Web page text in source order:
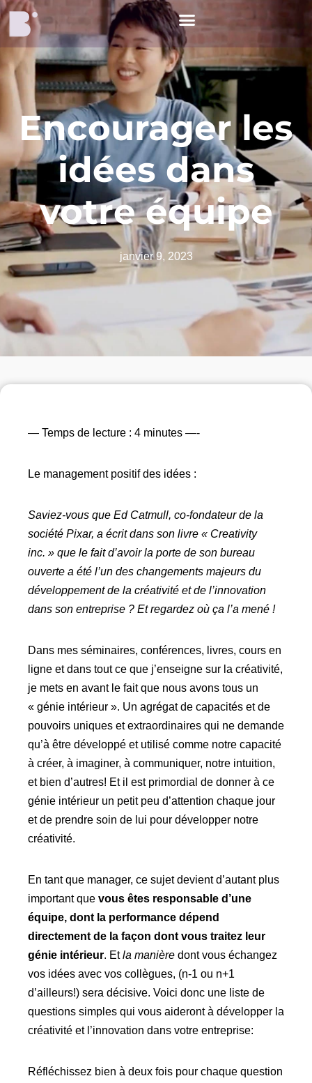
Encourager les
idées dans
votre équipe
janvier 9, 2023
— Temps de lecture : 4 minutes —-
Le management positif des idées :
Saviez-vous que Ed Catmull, co-fondateur de la
société Pixar, a écrit dans son livre « Creativity
inc. » que le fait d’avoir la porte de son bureau
ouverte a été l’un des changements majeurs du
développement de la créativité et de l’innovation
dans son entreprise ? Et regardez où ça l’a mené !
Dans mes séminaires, conférences, livres, cours en
ligne et dans tout ce que j’enseigne sur la créativité,
je mets en avant le fait que nous avons tous un
« génie intérieur ». Un agrégat de capacités et de
pouvoirs uniques et extraordinaires qui ne demande
qu’à être développé et utilisé comme notre capacité
à créer, à imaginer, à communiquer, notre intuition,
et bien d’autres! Et il est primordial de donner à ce
génie intérieur un petit peu d’attention chaque jour
et de prendre soin de lui pour développer notre
créativité.
En tant que manager, ce sujet devient d’autant plus
important que vous êtes responsable d’une
équipe, dont la performance dépend
directement de la façon dont vous traitez leur
génie intérieur. Etla manière dont vous échangez
vos idées avec vos collègues, (n-1 ou n+1
d’ailleurs!) sera décisive. Voici donc une liste de
questions simples qui vous aideront à développer la
créativité et l’innovation dans votre entreprise:
Réfléchissez bien à deux fois pour chaque question